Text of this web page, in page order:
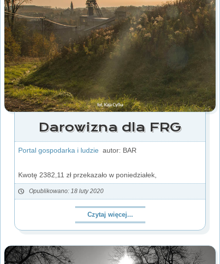
Darowizna dla FRG
Portal gospodarka i ludzie autor: BAR
Kwotę 2382,11 zł przekazało w poniedziałek,
Opublikowano: 18 luty 2020
Czytaj więcej...